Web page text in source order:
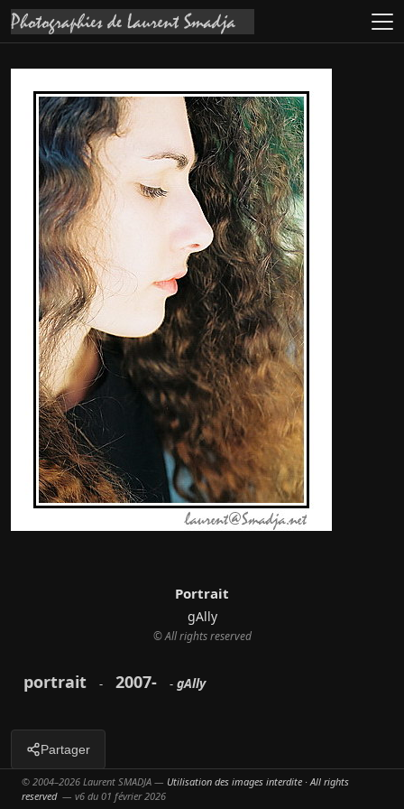
portrait - 2007- - gAlly
Partager
Portrait
gAlly
© All rights reserved
© 2004–2026 Laurent SMADJA — Utilisation des images interdite · All rights
reserved— v6 du 01 février 2026